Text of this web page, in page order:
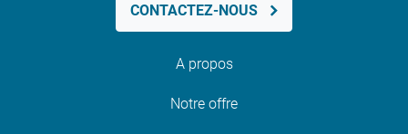
CONTACTEZ-NOUS
A propos
Notre offre